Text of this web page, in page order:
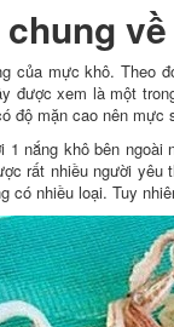
của mực khô. Theo
được xem là một
độ mặn cao nên
1 nắng khô bên
rất nhiều người yêu
có nhiều loại. Tuy